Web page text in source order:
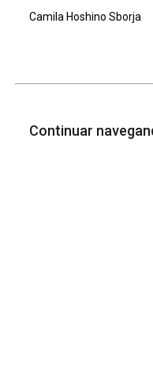
Camila Hoshino Sborja
Continuar